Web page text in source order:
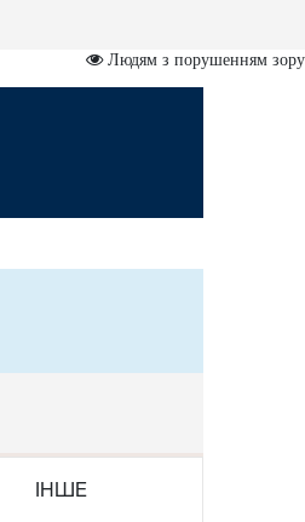
Людям з порушенням зору
ІНШЕ